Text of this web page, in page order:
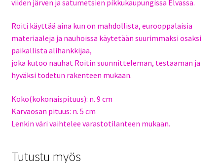
viiden järven ja satumetsien pikkukaupungissa Elvassa.
Roiti käyttää aina kun on mahdollista, eurooppalaisia
materiaaleja ja nauhoissa käytetään suurimmaksi osaksi
paikallista alihankkijaa,
joka kutoo nauhat Roitin suunnitteleman, testaaman ja
hyväksi todetun rakenteen mukaan.
Koko(kokonaispituus): n. 9 cm
Karvaosan pituus: n. 5 cm
Lenkin väri vaihtelee varastotilanteen mukaan.
Tutustu myös